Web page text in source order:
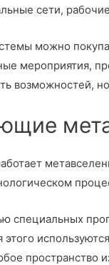
сети,
можно
мероприятия,
возможностей,
специальных
этого
пространство